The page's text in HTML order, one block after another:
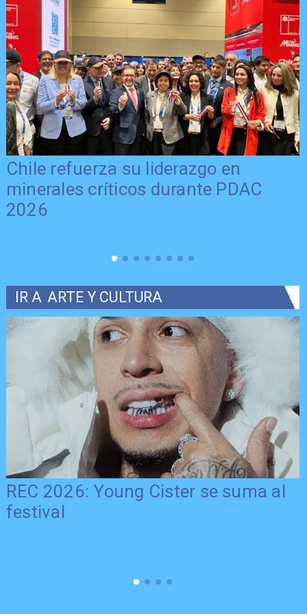
Chile refuerza su liderazgo en
minerales críticos durante PDAC
2026
IR A ARTE Y CULTURA
REC 2026: Young Cister se suma al
festival